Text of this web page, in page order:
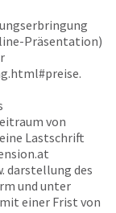
Präsentation)
von
Lastschrift
darstellung des
und unter
einer Frist von